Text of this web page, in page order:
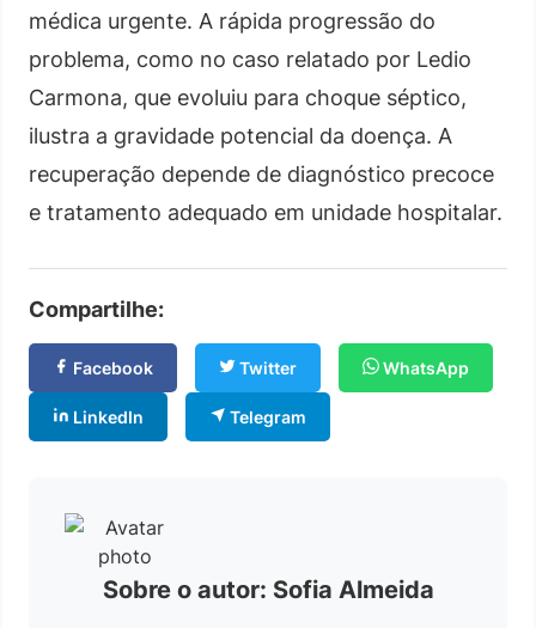
médica urgente. A rápida progressão do
problema, como no caso relatado por Ledio
Carmona, que evoluiu para choque séptico,
ilustra a gravidade potencial da doença. A
recuperação depende de diagnóstico precoce
e tratamento adequado em unidade hospitalar.
Compartilhe:
Facebook Twitter WhatsApp
LinkedIn Telegram
Sobre o autor: Sofia Almeida